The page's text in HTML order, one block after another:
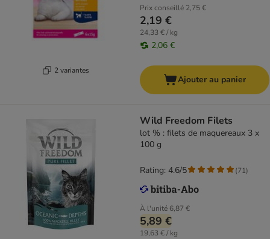
2 variantes
Prix conseillé 2,75 €
2,19 €
24,33 € / kg
2,06 €
Ajouter au panier
Wild Freedom Filets
lot % : filets de maquereaux 3 x
100 g
À l'unité 6,87 €
5,89 €
19,63 € / kg
Rating: 4.6/5 (71)